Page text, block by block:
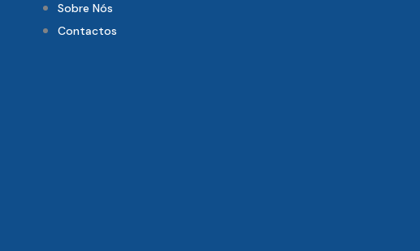
Sobre Nós
Contactos